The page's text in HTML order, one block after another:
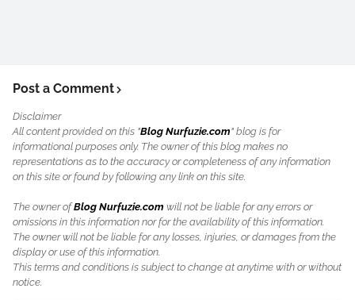
Post a Comment
Disclaimer
All content provided on this "Blog Nurfuzie.com" blog is for
informational purposes only. The owner of this blog makes no
representations as to the accuracy or completeness of any information
on this site or found by following any link on this site.
The owner ofBlog Nurfuzie.com will not be liable for any errors or
omissions in this information nor for the availability of this information.
The owner will not be liable for any losses, injuries, or damages from the
display or use of this information.
This terms and conditions is subject to change at anytime with or without
notice.